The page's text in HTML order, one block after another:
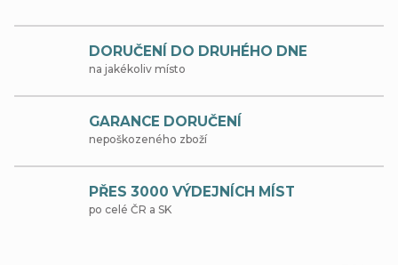
DORUČENÍ DO DRUHÉHO DNE
na jakékoliv místo
GARANCE DORUČENÍ
nepoškozeného zboží
PŘES 3000 VÝDEJNÍCH MÍST
po celé ČR a SK